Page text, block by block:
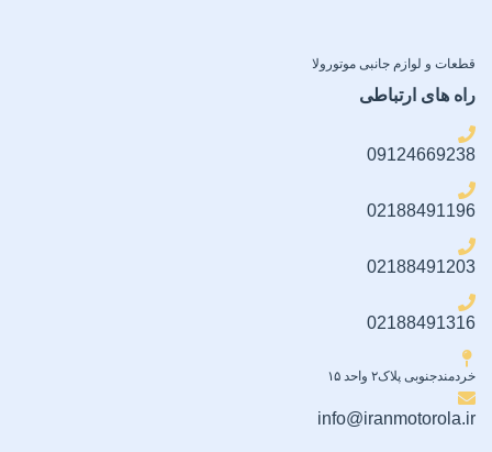
قطعات و لوازم جانبی موتورولا
راه های ارتباطی
09124669238
02188491196
02188491203
02188491316
خردمندجنوبی پلاک۲ واحد ۱۵
info@iranmotorola.ir